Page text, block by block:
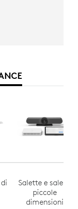
Salette e sale di
piccole
dimensioni